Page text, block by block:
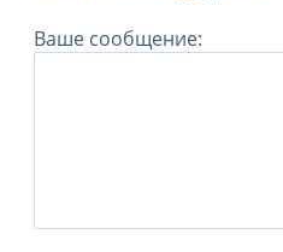
Ваше сообщение: